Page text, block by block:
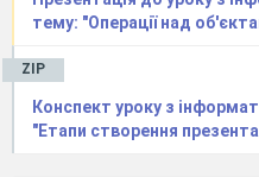
тему: "Операції над
ZIP
Конспект уроку з
"Етапи створення